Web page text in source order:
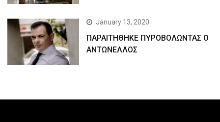
January 13, 2020
ΠΑΡΑΙΤΗΘΗΚΕ ΠΥΡΟΒΟΛΩΝΤΑΣ Ο
ΑΝΤΩΝΕΛΛΟΣ